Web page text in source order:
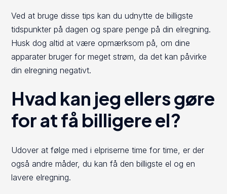
Ved at bruge disse tips kan du udnytte de billigste
tidspunkter på dagen og spare penge på din elregning.
Husk dog altid at være opmærksom på, om dine
apparater bruger for meget strøm, da det kan påvirke
din elregning negativt.
Hvad kan jeg ellers gøre
for at få billigere el?
Udover at følge med i elpriserne time for time, er der
også andre måder, du kan få den billigste el og en
lavere elregning.